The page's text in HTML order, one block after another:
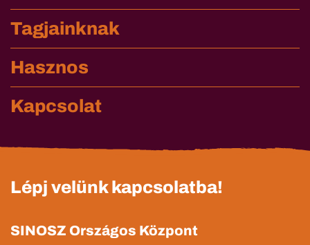
Tagjainknak
Hasznos
Kapcsolat
Lépj velünk kapcsolatba!
SINOSZ Országos Központ